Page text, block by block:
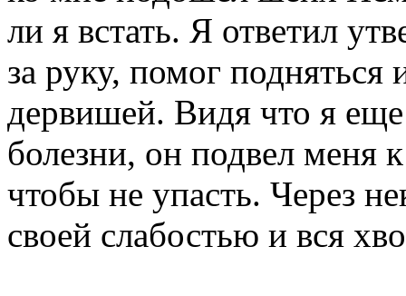
ли я встать. Я ответил
за руку, помог
дервишей. Видя что я
болезни, он подвел меня
чтобы не упасть. Через
своей слабостью и вся